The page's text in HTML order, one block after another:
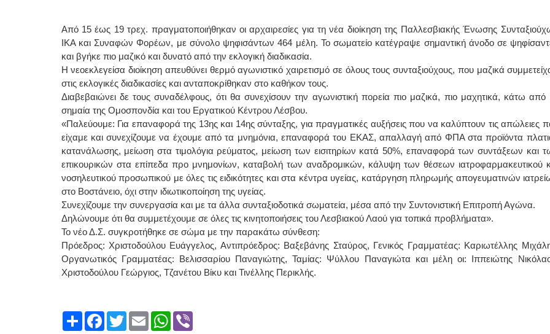
Από 15 έως 19 τρεχ. πραγματοποιήθηκαν οι αρχαιρεσίες για τη νέα διοίκηση της Παλλεσβιακής Ένωσης
ΙΚΑ και Συναφών Φορέων, με σύνολο ψηφισάντων 464 μέλη. Το σωματείο κατέγραψε σημαντική άνοδο σε
και βγήκε πιο μαζικό και δυνατό από την εκλογική διαδικασία.
Η νεοεκλεγείσα διοίκηση απευθύνει θερμό αγωνιστικό χαιρετισμό σε όλους τους συνταξιούχους, που μαζικά
στις εκλογικές διαδικασίες και ανταποκρίθηκαν στο καθήκον τους.
Διαβεβαιώνει δε τους συναδέλφους, ότι θα συνεχίσουν την αγωνιστική πορεία πιο μαζικά, πιο μαχητικά, κάτω από
σημαία της Ομοσπονδία και του Εργατικού Κέντρου Λέσβου.
«Παλεύουμε: Για επαναφορά της 13ης και 14ης σύνταξης, για πραγματικές αυξήσεις που να καλύπτουν τις απώλειες
είχαμε και συνεχίζουμε να έχουμε από τα μνημόνια, επαναφορά του ΕΚΑΣ, απαλλαγή από ΦΠΑ στα προϊόντα
κατανάλωσης, μείωση στα τιμολόγια ρεύματος, μείωση των εισιτηρίων κατά 50%, επαναφορά των συντάξεων και
επικουρικών στα επίπεδα προ μνημονίων, καταβολή των αναδρομικών, κάλυψη των θέσεων ιατροφαρμακευτικού
νοσηλευτικού προσωπικού με όλες τις ειδικότητες και στα κέντρα υγείας, κατάργηση πληρωμής απογευματινών
στο Βοστάνειο, όχι στην ιδιωτικοποίηση της υγείας.
Συνεχίζουμε την συνεργασία και με τα άλλα συνταξιοδοτικά σωματεία, μέσα από την Συντονιστική Επιτροπή Αγώνα.
Δηλώνουμε ότι θα συμμετέχουμε σε όλες τις κινητοποιήσεις του Λεσβιακού Λαού για τοπικά προβλήματα».
Το νέο Δ.Σ. συγκροτήθηκε σε σώμα με την παρακάτω σύνθεση:
Πρόεδρος: Χριστοδούλου Ευάγγελος, Αντιπρόεδρος: Βαξεβάνης Σταύρος, Γενικός Γραμματέας: Καριωτέλλης
Οργανωτικός Γραμματέας: Βελισσαρίου Παναγιώτης, Ταμίας: Ψύλλου Παναγιώτα και μέλη οι: Ιππειώτης
Χριστοδούλου Γεώργιος, Τζανέτου Βίκυ και Τινέλλης Περικλής.
ShareFacebook
TwitterEmailWhatsApp
Viber
ΧΕΙΡΟΥΡΓΟΣ
Διδάκτωρ Ιατρικής Σχολής
Πανεπιστημίου Αθηνών
τηλ:210-9320215
Καβέτσου 10, Μυτιλήνη, τηλ:
2251038065
Χειρουργός Ωτορινολαρυγγολόγος
Έλενα Μπούμπα
Διδ.Παν.Αθηνών
Διπλωματούχος Ευρ.Ακαδημίας
Πάρνηθας 95-97 Αχαρναί